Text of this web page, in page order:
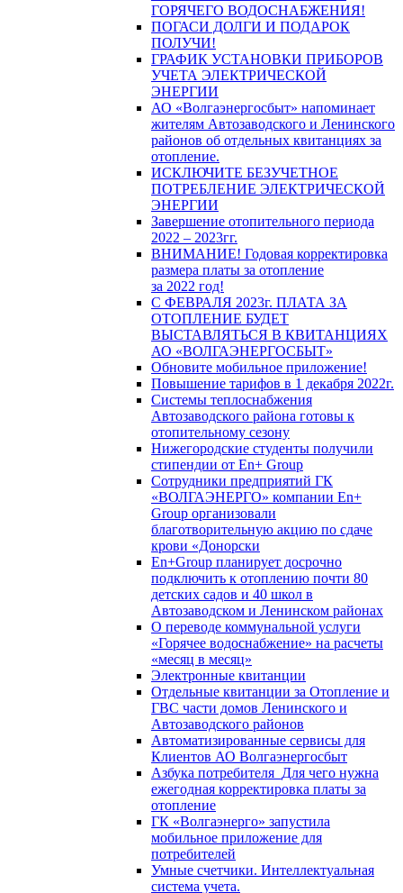
ГОРЯЧЕГО ВОДОСНАБЖЕНИЯ!
ПОГАСИ ДОЛГИ И ПОДАРОК
ПОЛУЧИ!
ГРАФИК УСТАНОВКИ ПРИБОРОВ
УЧЕТА ЭЛЕКТРИЧЕСКОЙ
ЭНЕРГИИ
АО «Волгаэнергосбыт» напоминает
жителям Автозаводского и Ленинского
районов об отдельных квитанциях за
отопление.
ИСКЛЮЧИТЕ БЕЗУЧЕТНОЕ
ПОТРЕБЛЕНИЕ ЭЛЕКТРИЧЕСКОЙ
ЭНЕРГИИ
Завершение отопительного периода
2022 – 2023гг.
ВНИМАНИЕ! Годовая корректировка
размера платы за отопление
за 2022 год!
С ФЕВРАЛЯ 2023г. ПЛАТА ЗА
ОТОПЛЕНИЕ БУДЕТ
ВЫСТАВЛЯТЬСЯ В КВИТАНЦИЯХ
АО «ВОЛГАЭНЕРГОСБЫТ»
Обновите мобильное приложение!
Повышение тарифов в 1 декабря 2022г.
Системы теплоснабжения
Автозаводского района готовы к
отопительному сезону
Нижегородские студенты получили
стипендии от En+ Group
Сотрудники предприятий ГК
«ВОЛГАЭНЕРГО» компании En+
Group организовали
благотворительную акцию по сдаче
крови «Донорски
En+Group планирует досрочно
подключить к отоплению почти 80
детских садов и 40 школ в
Автозаводском и Ленинском районах
О переводе коммунальной услуги
«Горячее водоснабжение» на расчеты
«месяц в месяц»
Электронные квитанции
Отдельные квитанции за Отопление и
ГВС части домов Ленинского и
Автозаводского районов
Автоматизированные сервисы для
Клиентов АО Волгаэнергосбыт
Азбука потребителя_Для чего нужна
ежегодная корректировка платы за
отопление
ГК «Волгаэнерго» запустила
мобильное приложение для
потребителей
Умные счетчики. Интеллектуальная
система учета.